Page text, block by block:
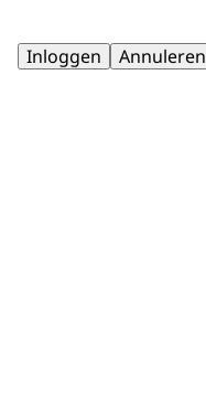
Inloggen Annuleren